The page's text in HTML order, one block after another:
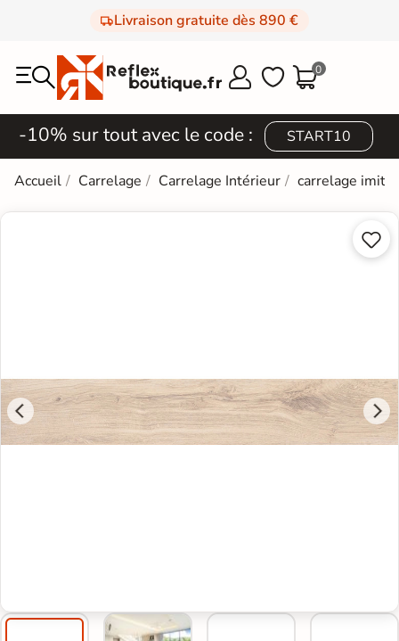
Livraison gratuite dès 890 €
  0
-10% sur tout avec le code : START10
Accueil Carrelage Carrelage Intérieur carrelage

